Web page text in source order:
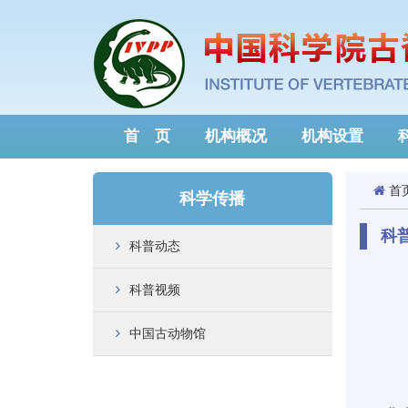
首 页 机构概况 机构设置
科学传播
科普动态
科普视频
中国古动物馆
首
科